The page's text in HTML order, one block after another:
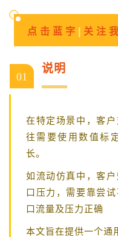
点击蓝字 关注
01
说明
在特定场景中，客
往需要使用数值标
长。
如流动仿真中，客
口压力，需要靠尝
口流量及压力正确
本文旨在提供一个通